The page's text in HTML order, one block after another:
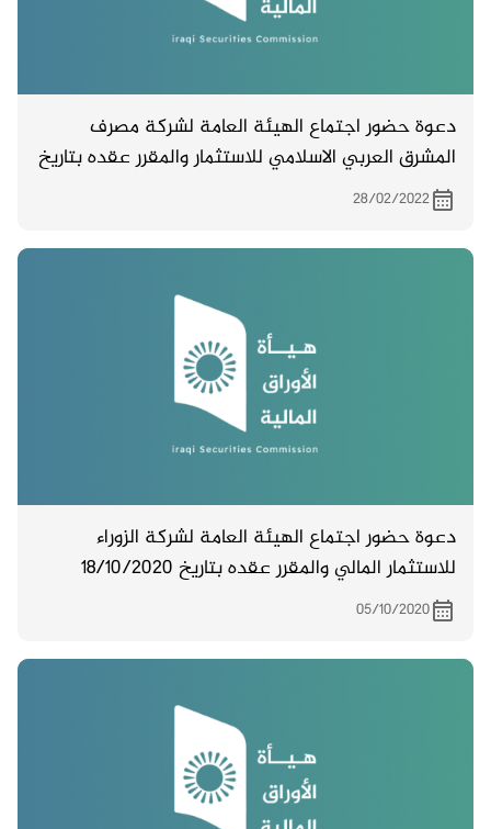
دعوة حضور اجتماع الهيئة العامة لشركة مصرف
المشرق العربي الاسلامي للاستثمار والمقرر عقده بتاريخ
26/2/2022
28/02/2022
دعوة حضور اجتماع الهيئة العامة لشركة الزوراء
للاستثمار المالي والمقرر عقده بتاريخ 18/10/2020
05/10/2020